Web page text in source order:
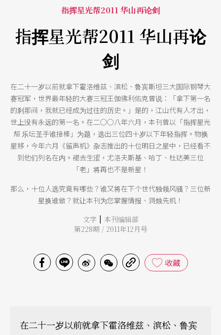
指挥星光帮2011 华山再论剑
指挥星光帮2011 华山再论
剑
在二十一岁以前就拿下霍洛维兹、滨松、鲁宾斯坦三大国际钢琴大
赛冠军，世界最年轻的大赛三冠王伽佛利佑克曾说：「拿下第一名
的刹那间，我就已经成为过往的历史。」是的，江山代有人才出，
世上没有永远的第一名。在二○○八年六月，本刊曾以「指挥星光
帮 乐坛圣手谁接棒」为题，选出三位四十岁以下年轻指挥。物换
星移，今年六月《留声机》杂志推出的十位明日之星中，已经看不
到他们列名在内。褪去生涩，尤洛夫斯基、哈丁、杜达美三位
「老」将再也不是新星！
那么，十位人选究竟有哪些？谁又将在下个世代独领风骚？三位新
星换谁做？就让本刊为您掌握情报、洞烛先机！
文字 | 本刊编辑部
第228期 / 2011年12月号
收藏
在二十一岁以前就拿下霍洛维兹、滨松、鲁宾